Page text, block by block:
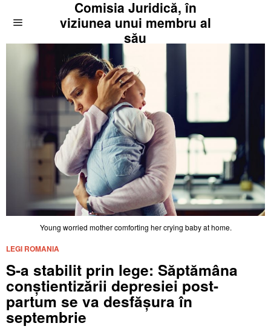
Comisia Juridică, în
viziunea unui membru al
său
Young worried mother comforting her crying baby at home.
LEGI ROMANIA
S-a stabilit prin lege: Săptămâna
conștientizării depresiei post-
partum se va desfășura în
septembrie